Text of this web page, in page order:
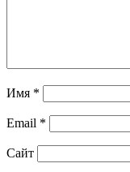
Имя *
Email *
Сайт